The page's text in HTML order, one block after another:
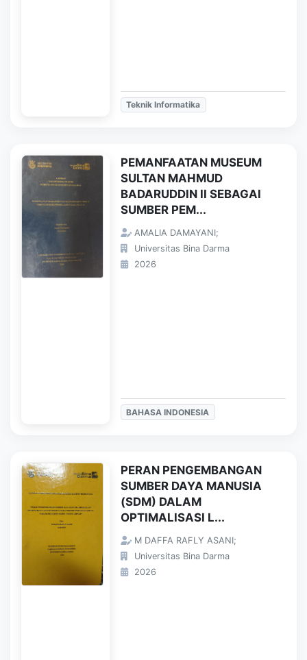
Teknik Informatika
PEMANFAATAN MUSEUM
SULTAN MAHMUD
BADARUDDIN II SEBAGAI
SUMBER PEM...
AMALIA DAMAYANI;
Universitas Bina Darma
2026
BAHASA INDONESIA
PERAN PENGEMBANGAN
SUMBER DAYA MANUSIA
(SDM) DALAM
OPTIMALISASI L...
M DAFFA RAFLY ASANI;
Universitas Bina Darma
2026